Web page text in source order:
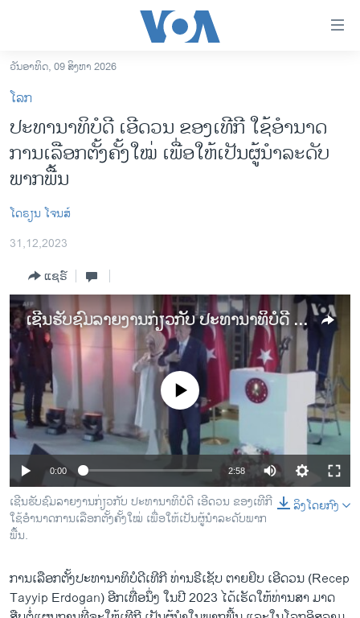
ເຂົ້າ
ຫາ
ຂ້າມ
ຂ້າມ
ໄປ
ຫາ
ຊອກ
ອາເມຣິກາ
ການເລືອກຕັ້ງ ປະທານາທີບໍດີ ສະຫະລັດ 2024
ໂລກ
ອິດສະຫຼະພາບດ້ານການຂ່າວ
ຊີວິດຊາວລາວ
ຊຸມຊົນຊາວລາວ
ວິທະຍາສາດ-ເທັກໂນໂລຈີ
ທຸລະກິດ
ພາສາອັງກິດ
ວີດີໂອ
ສຽງ
ລາຍການກະຈາຍສຽງ
ຕິດຕາມພວກເຮົາ ທີ່
ພາສາຕ່າງໆ
ວັນອາທິດ, 09 ສິງຫາ 2026
ໂລກ
ປະທານາທິບໍດີ ເອີດວນ ຂອງເທີກີ ໃຊ້ອຳນາດ
ການເລືອກຕັ້ງຄັ້ງໃໝ່ ເພື່ອໃຫ້ເປັນຜູ້ນໍາລະດັບ
ພາກພື້ນ
ໂດ​ຣຽນ ໂຈນ​ສ໌
31,12,2023
ແຊຣ໌
ເຊີນຮັບຊົມລາຍງານກ່ຽວກັບ ປະທານາທິບໍດີ ເອີດວນ ຂອງເທີກີ ໃຊ້ອຳນາດການເລືອກຕັ້ງຄັ້ງໃໝ່ ເພື່ອໃຫ້ເປັນຜູ້ນໍາລະດັບພາກພື້ນ
No media source currently available
0:00 2:58
ລິງໂດຍກົງ
ເຊີນຮັບຊົມລາຍງານກ່ຽວກັບ ປະທານາທິບໍດີ ເອີດວນ ຂອງເທີກີ
ໃຊ້ອຳນາດການເລືອກຕັ້ງຄັ້ງໃໝ່ ເພື່ອໃຫ້ເປັນຜູ້ນໍາລະດັບພາກ
ພື້ນ.
ການເລືອກຕັ້ງປະທານາທິບໍດີເທີກີ ທ່ານຣີເຊັບ ຕາຍຢິບ ເອີດວນ (Recep
Tayyip Erdogan) ອີກເທື່ອນຶ່ງ ໃນປີ 2023 ໄດ້ເຮັດໃຫ້ທ່ານສາ ມາດ